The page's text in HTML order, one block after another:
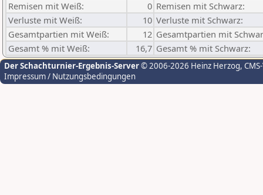
Remisen mit Weiß:
0 Remisen mit Schwarz:
Verluste mit Weiß:
10 Verluste mit Schwarz:
Gesamtpartien mit Weiß:
12 Gesamtpartien mit
Gesamt % mit Weiß:
16,7 Gesamt % mit Schwarz:
Der Schachturnier-Ergebnis-Server© 2006-2026 Heinz Herzog,
Impressum / Nutzungsbedingungen